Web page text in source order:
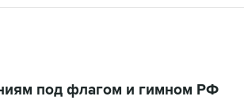
под флагом и гимном РФ